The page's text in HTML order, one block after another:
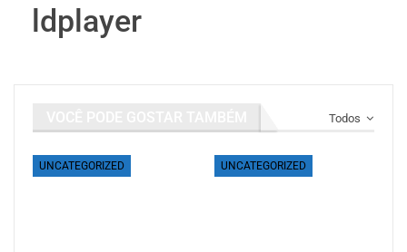
ldplayer
Todos
UNCATEGORIZED UNCATEGORIZED